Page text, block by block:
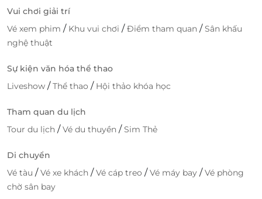
Vui chơi giải trí
Vé xem phim / Khu vui chơi /Điểm tham quan /Sân khấu
nghệ thuật
Sự kiện văn hóa thể thao
Liveshow /Thể thao / Hội thảo khóa học
Tham quan du lịch
Tour du lịch /Vé du thuyền /Sim Thẻ
Di chuyển
Vé tàu /Vé xe khách /Vé cáp treo /Vé máy bay /Vé phòng
chờ sân bay